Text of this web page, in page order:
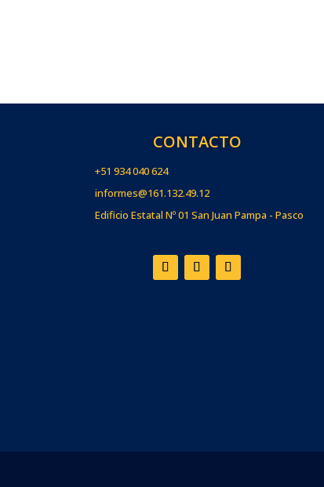
CONTACTO
+51 934 040 624
informes@161.132.49.12
Edificio Estatal Nº 01 San Juan Pampa - Pasco